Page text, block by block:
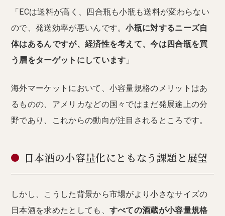
「ECは送料が高く、四合瓶も小瓶も送料が変わらない
ので、発送効率が悪いんです。小瓶に対するニーズ自
体はあるんですが、経済性を考えて、今は四合瓶を買
う層をターゲットにしています 」
海外マーケットにおいて、小容量規格のメリットはあ
るものの、アメリカなどの国々ではまだ発展途上の分
野であり、これからの動向が注目されるところです。
日本酒の小容量化にともなう課題と展望
しかし、こうした背景から市場がより小さなサイズの
日本酒を求めたとしても、 すべての酒蔵が小容量規格